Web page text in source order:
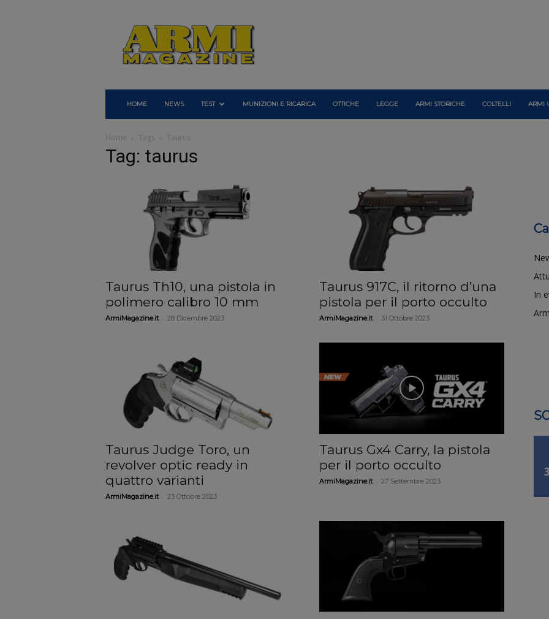
Armi
Magazine
HOME NEWS TEST MUNIZIONI E RICARICA OTTICHE LEGGE ARMI STORICHE COLTELLI ARMI
Home Tags Taurus
Tag: taurus
Taurus Th10, una pistola in
polimero calibro 10 mm
ArmiMagazine.it 28 Dicembre 2023
Taurus 917C, il ritorno d’una
pistola per il porto occulto
ArmiMagazine.it 31 Ottobre 2023
Taurus Judge Toro, un
revolver optic ready in
quattro varianti
ArmiMagazine.it 23 Ottobre 2023
Taurus Gx4 Carry, la pistola
per il porto occulto
ArmiMagazine.it 27 Settembre 2023
In